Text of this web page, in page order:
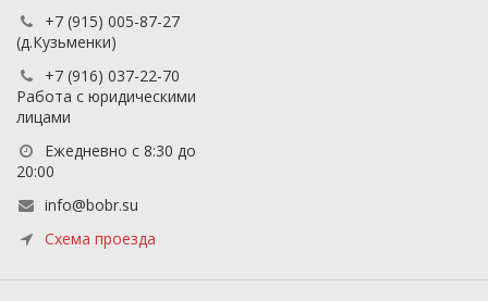
+7 (915) 005-87-27
(д.Кузьменки)
+7 (916) 037-22-70
Работа с юридическими
лицами
Ежедневно с 8:30 до
20:00
info@bobr.su
Схема проезда